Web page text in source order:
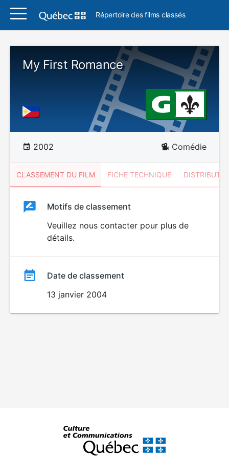
Répertoire des films classés
My First Romance
2002 Comédie
CLASSEMENT DU FILM FICHE TECHNIQUE
ClassementClassement
Motifs de classement
Veuillez nous contacter pour plus de
détails.
Date de classement
13 janvier 2004